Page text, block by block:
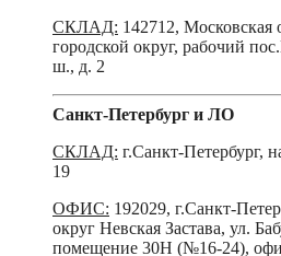
СКЛАД: 142712, Московская
городской округ, рабочий
ш., д. 2
Санкт-Петербург и ЛО
СКЛАД: г.Санкт-Петербург,
19
ОФИС: 192029, г.Санкт-
округ Невская Застава, ул.
помещение 30Н (№16-24),